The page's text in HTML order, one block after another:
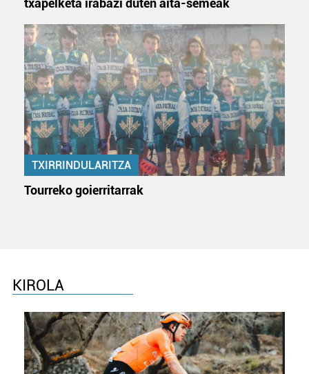
txapelketa irabazi duten aita-semeak
TXIRRINDULARITZA
Tourreko goierritarrak
KIROLA